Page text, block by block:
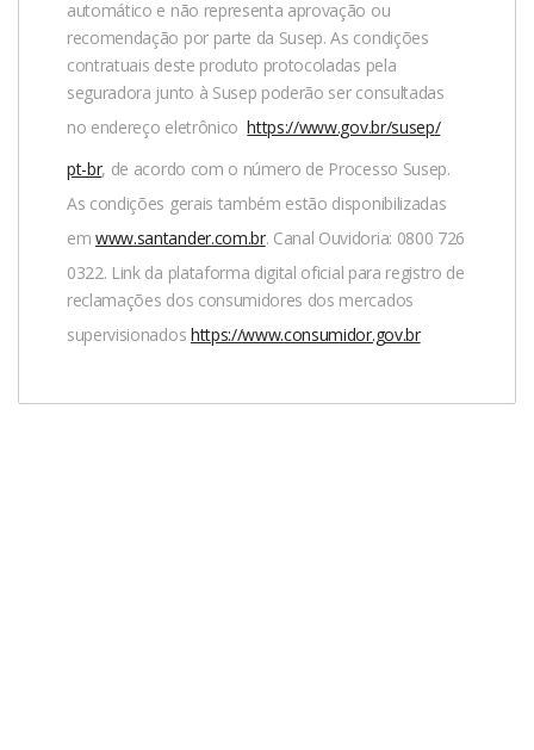
Saiba mais sobre termos e condições:
Acesse o siteclicando aqui
automático e não representa aprovação ou
recomendação por parte da Susep. As condições
contratuais deste produto protocoladas pela
seguradora junto à Susep poderão ser consultadas
no endereço eletrônicohttps://www.gov.br/susep/
pt-br, de acordo com o número de Processo Susep.
As condições gerais também estão disponibilizadas
emwww.santander.com.br. Canal Ouvidoria: 0800 726
0322. Link da plataforma digital oficial para registro de
reclamações dos consumidores dos mercados
supervisionados https://www.consumidor.gov.br